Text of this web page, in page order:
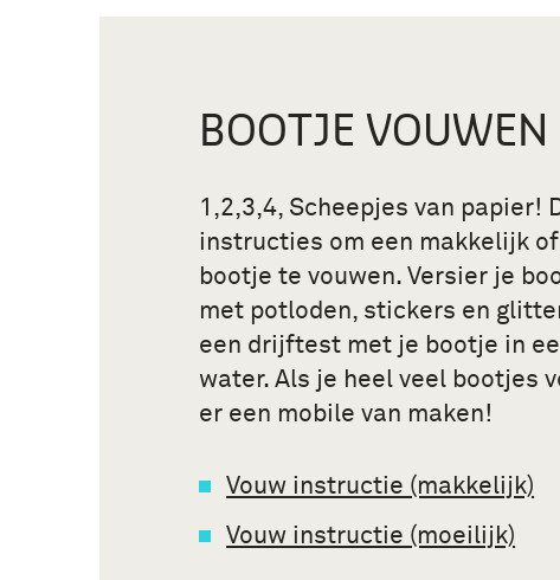
BOOTJE VOUWEN
1,2,3,4, Scheepjes van papier!
instructies om een makkelijk
bootje te vouwen. Versier je
met potloden, stickers en
een drijftest met je bootje in
water. Als je heel veel bootjes
er een mobile van maken!
Vouw instructie (makkelijk)
Vouw instructie (moeilijk)